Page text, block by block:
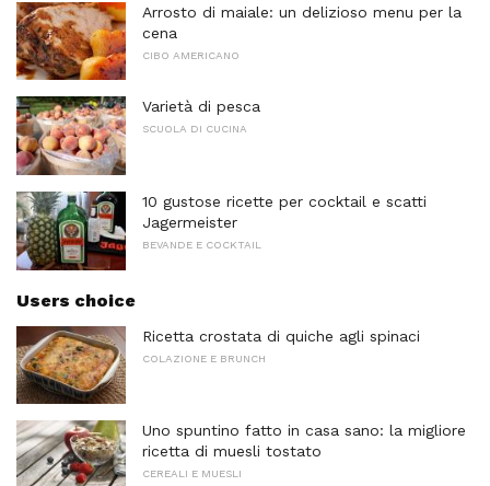
Arrosto di maiale: un delizioso menu per la
cena
CIBO AMERICANO
Varietà di pesca
SCUOLA DI CUCINA
10 gustose ricette per cocktail e scatti
Jagermeister
BEVANDE E COCKTAIL
Users choice
Ricetta crostata di quiche agli spinaci
COLAZIONE E BRUNCH
Uno spuntino fatto in casa sano: la migliore
ricetta di muesli tostato
CEREALI E MUESLI